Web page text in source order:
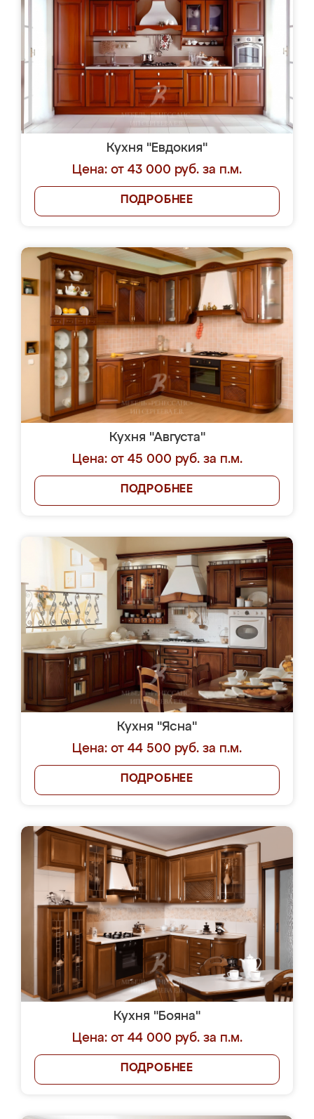
Кухня "Евдокия"
Цена: от 43 000 руб. за п.м.
ПОДРОБНЕЕ
Кухня "Августа"
Цена: от 45 000 руб. за п.м.
ПОДРОБНЕЕ
Кухня "Ясна"
Цена: от 44 500 руб. за п.м.
ПОДРОБНЕЕ
Кухня "Бояна"
Цена: от 44 000 руб. за п.м.
ПОДРОБНЕЕ